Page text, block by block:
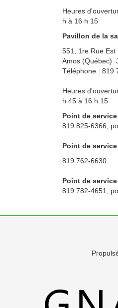
Heures
h à 16 h 15
Pavillon de la
551, 1re Rue Est
Amos (Québec)
Téléphone : 819
Heures
h 45 à 16 h 15
Point de
819 825-6366,
Point de
819 762-6630
Point de
819 782-4651,